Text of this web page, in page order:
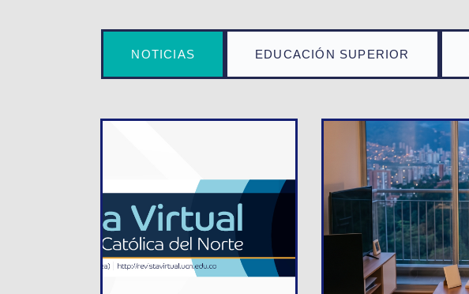
NOTICIAS EDUCACIÓN SUPERIOR